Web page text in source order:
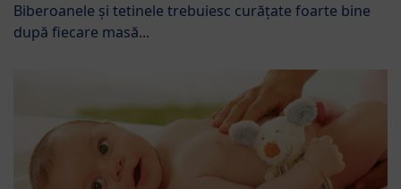
Biberoanele și tetinele trebuiesc curățate foarte bine
după fiecare masă...